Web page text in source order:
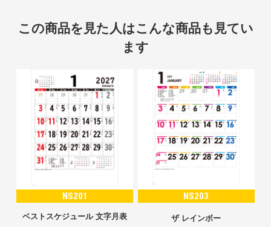
この商品を見た人はこんな商品も見てい
ます
NS201
ベストスケジュール 文字月表
NS203
ザ レインボー